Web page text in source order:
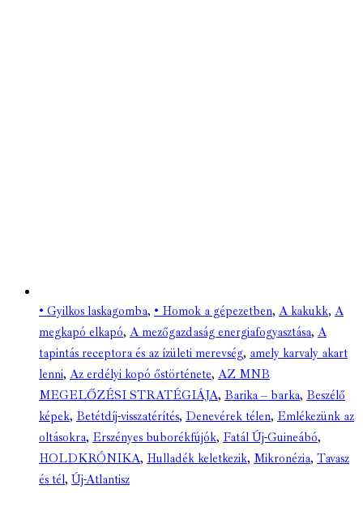
• Gyilkos laskagomba, • Homok a gépezetben, A kakukk, A
megkapó elkapó, A mezőgazdaság energiafogyasztása, A
tapintás receptora és az ízületi merevség, amely karvaly akart
lenni, Az erdélyi kopó őstörténete, AZ MNB
MEGELŐZÉSI STRATÉGIÁJA, Barika – barka, Beszélő
képek, Betétdíj-visszatérítés, Denevérek télen, Emlékezünk az
oltásokra, Erszényes buborékfújók, Fatál Új-Guineábó,
HOLDKRÓNIKA, Hulladék keletkezik, Mikronézia, Tavasz
és tél, Új-Atlantisz